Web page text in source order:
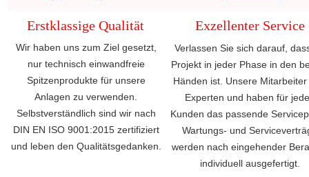
Erstklassige Qualität Exzellenter Service
Wir haben uns zum Ziel gesetzt,
nur technisch einwandfreie
Spitzenprodukte für unsere
Anlagen zu verwenden.
Selbstverständlich sind wir nach
DIN EN ISO 9001:2015 zertifiziert
und leben den Qualitätsgedanken.
Verlassen Sie sich darauf,
Projekt in jeder Phase in den
Händen ist. Unsere Mitarbeiter
Experten und haben für
Kunden das passende
Wartungs- und
werden nach eingehender
individuell ausgefertigt.